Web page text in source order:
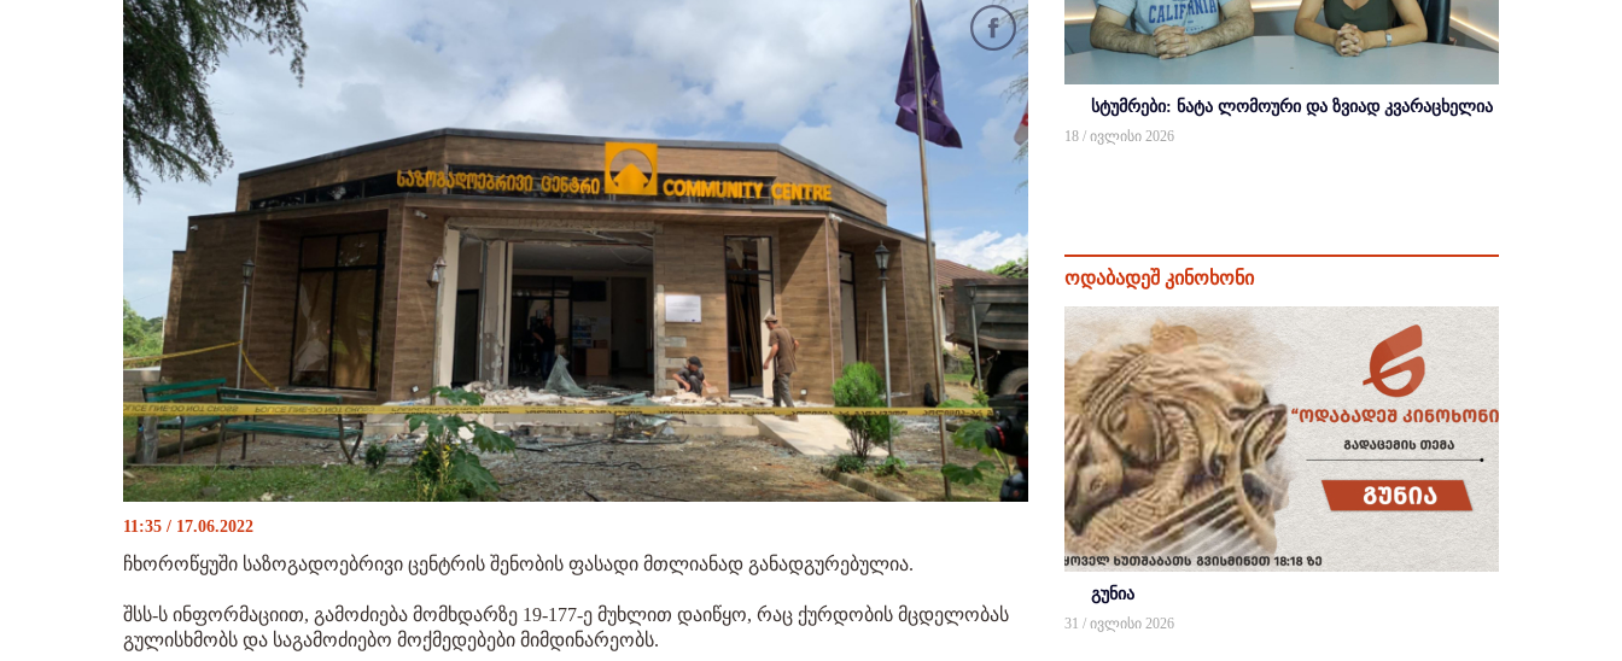
11:35 / 17.06.2022
ჩხოროწყუში საზოგადოებრივი ცენტრის შენობის ფასადი მთლიანად განადგურებულია.
შსს-ს ინფორმაციით, გამოძიება მომხდარზე 19-177-ე მუხლით დაიწყო, რაც ქურდობის მცდელობას
გულისხმობს და საგამოძიებო მოქმედებები მიმდინარეობს.
სტუმრები: ნატა ლომოური და ზვიად კვარაცხელია
18 / ივლისი 2026
ოდაბადეშ კინოხონი
გუნია
31 / ივლისი 2026